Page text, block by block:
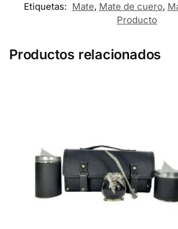
Etiquetas: Mate, Mate de cuero,
Producto
Productos relacionados